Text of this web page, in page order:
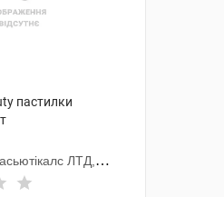
пастилки
ЛТД,